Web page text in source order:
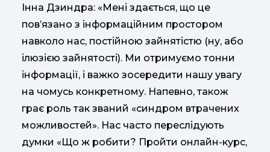
Інна Дзиндра: «Мені здається, що це
пов’язано з інформаційним простором
навколо нас, постійною зайнятістю (ну, або
ілюзією зайнятості). Ми отримуємо тонни
інформації, і важко зосередити нашу увагу
на чомусь конкретному. Напевно, також
грає роль так званий «синдром втрачених
можливостей». Нас часто переслідують
думки «Що ж робити? Пройти онлайн-курс,